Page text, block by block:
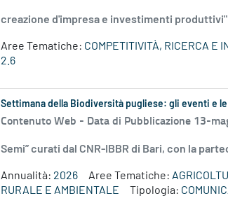
creazione d'impresa e investimenti
Aree Tematiche: COMPETITIVITÀ, RICERCA E
2.6
Settimana della Biodiversità pugliese: gli eventi e
Contenuto Web - Data di Pubblicazione 13-
Semi” curati dal CNR-IBBR di Bari, con la
Annualità: 2026 Aree Tematiche:
RURALE E AMBIENTALE
Tipologia: